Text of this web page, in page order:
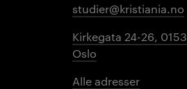
studier@kristiania.no
Kirkegata 24-26, 0153
Oslo
Alle adresser